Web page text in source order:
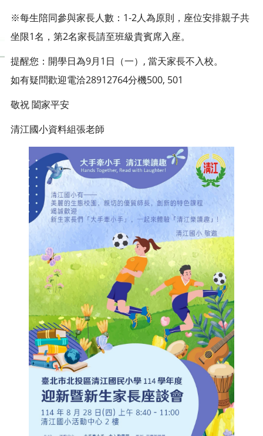
※每生陪同參與家長人數：1-2人為原則，座位安排親子共
坐限1名，第2名家長請至班級貴賓席入座。
提醒您：開學日為9月1日（一）, 當天家長不入校。
如有疑問歡迎電洽28912764分機500, 501
敬祝 闔家平安
清江國小資料組張老師